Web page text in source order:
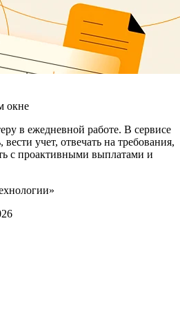
окне
в ежедневной работе. В сервисе
учет, отвечать на требования,
с проактивными выплатами и